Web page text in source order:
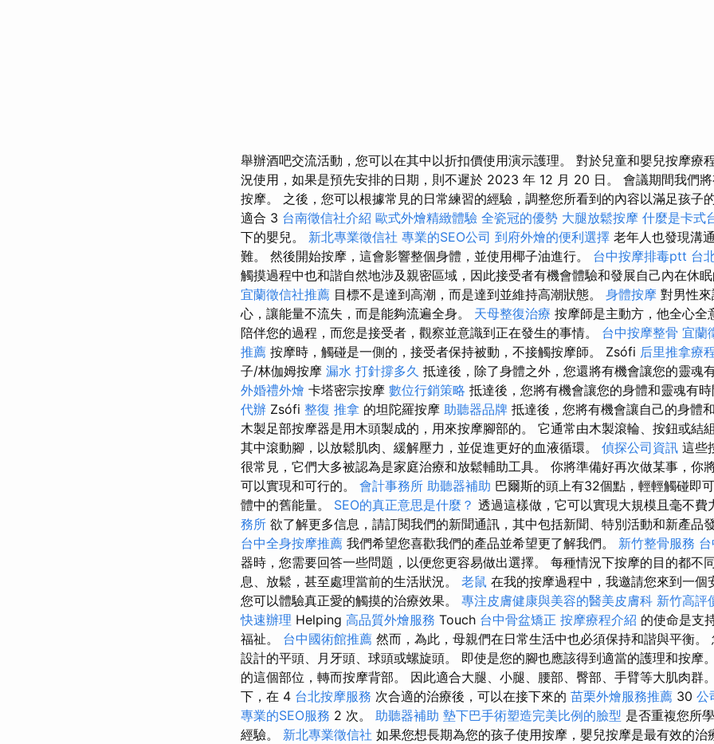
舉辦酒吧交流活動，您可以在其中以折扣價使用演示護理。 對於兒童和嬰兒按摩療
況使用，如果是預先安排的日期，則不遲於 2023 年 12 月 20 日。 會議期間我們
按摩。 之後，您可以根據常見的日常練習的經驗，調整您所看到的內容以滿足孩子
適合 3 台南徵信社介紹 歐式外燴精緻體驗 全瓷冠的優勢 大腿放鬆按摩 什麼是卡式
下的嬰兒。 新北專業徵信社 專業的SEO公司 到府外燴的便利選擇 老年人也發現溝
難。 然後開始按摩，這會影響整個身體，並使用椰子油進行。 台中按摩排毒ptt 台
觸摸過程中也和諧自然地涉及親密區域，因此接受者有機會體驗和發展自己內在休眠
宜蘭徵信社推薦 目標不是達到高潮，而是達到並維持高潮狀態。 身體按摩 對男性
心，讓能量不流失，而是能夠流遍全身。 天母整復治療 按摩師是主動方，他全心全
陪伴您的過程，而您是接受者，觀察並意識到正在發生的事情。 台中按摩整骨 宜蘭
推薦 按摩時，觸碰是一側的，接受者保持被動，不接觸按摩師。 Zsófi 后里推拿療
子/林伽姆按摩 漏水 打針撐多久 抵達後，除了身體之外，您還將有機會讓您的靈魂
外婚禮外燴 卡塔密宗按摩 數位行銷策略 抵達後，您將有機會讓您的身體和靈魂有時
代辦 Zsófi 整復 推拿 的坦陀羅按摩 助聽器品牌 抵達後，您將有機會讓自己的身體
木製足部按摩器是用木頭製成的，用來按摩腳部的。 它通常由木製滾輪、按鈕或結
其中滾動腳，以放鬆肌肉、緩解壓力，並促進更好的血液循環。 偵探公司資訊 這些
很常見，它們大多被認為是家庭治療和放鬆輔助工具。 你將準備好再次做某事，你
可以實現和可行的。 會計事務所 助聽器補助 巴爾斯的頭上有32個點，輕輕觸碰即
體中的舊能量。 SEO的真正意思是什麼？ 透過這樣做，它可以實現大規模且毫不費
務所 欲了解更多信息，請訂閱我們的新聞通訊，其中包括新聞、特別活動和新產品
台中全身按摩推薦 我們希望您喜歡我們的產品並希望更了解我們。 新竹整骨服務
器時，您需要回答一些問題，以便您更容易做出選擇。 每種情況下按摩的目的都不
息、放鬆，甚至處理當前的生活狀況。 老鼠 在我的按摩過程中，我邀請您來到一個
您可以體驗真正愛的觸摸的治療效果。 專注皮膚健康與美容的醫美皮膚科 新竹高評
快速辦理 Helping 高品質外燴服務 Touch 台中骨盆矯正 按摩療程介紹 的使命是支
福祉。 台中國術館推薦 然而，為此，母親們在日常生活中也必須保持和諧與平衡。
設計的平頭、月牙頭、球頭或螺旋頭。 即使是您的腳也應該得到適當的護理和按摩
的這個部位，轉而按摩背部。 因此適合大腿、小腿、腰部、臀部、手臂等大肌肉群
下，在 4 台北按摩服務 次合適的治療後，可以在接下來的 苗栗外燴服務推薦 30 公
專業的SEO服務 2 次。 助聽器補助 墊下巴手術塑造完美比例的臉型 是否重複您所
經驗。 新北專業徵信社 如果您想長期為您的孩子使用按摩，嬰兒按摩是最有效的治